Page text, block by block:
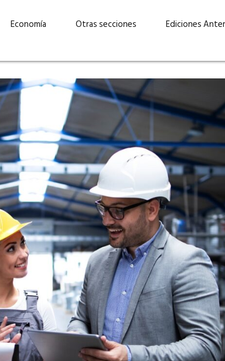
con propósito:
impulsa su
industrial a
de la innovación y la
abril 2026
Elizabeth Suárez: “Las
mujeres podemos
abrirnos paso por
propios méritos”
EN PORTADA marzo 2026
Economía Otras secciones Ediciones